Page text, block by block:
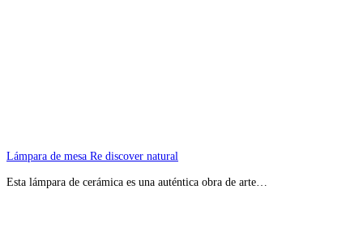
Lámpara de mesa Re discover natural
Esta lámpara de cerámica es una auténtica obra de arte…